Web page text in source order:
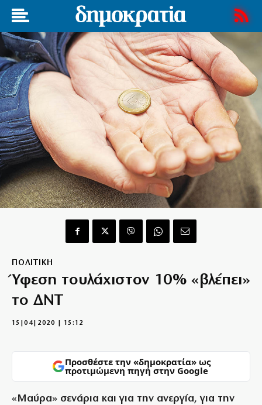
ΠΟΛΙΤΙΚΗ
Ύφεση τουλάχιστον 10% «βλέπει»
το ΔΝΤ
15|04|2020 | 15:12
Προσθέστε την «δημοκρατία» ως
προτιμώμενη πηγή στην Google
«Μαύρα» σενάρια και για την ανεργία, για την